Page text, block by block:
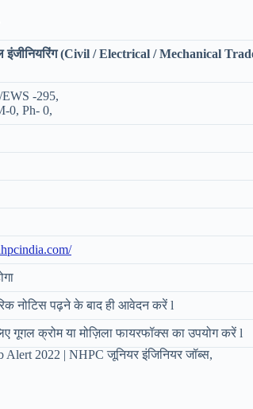
इंजीनियरिंग (Civil / Electrical / Mechanical
-295,
0, Ph- 0,
नोटिस पढ़ने के बाद ही आवेदन करें l
गूगल क्रोम या मोज़िला फायरफॉक्स का उपयोग करें l
2022 | NHPC जूनियर इंजिनियर जॉब्स,